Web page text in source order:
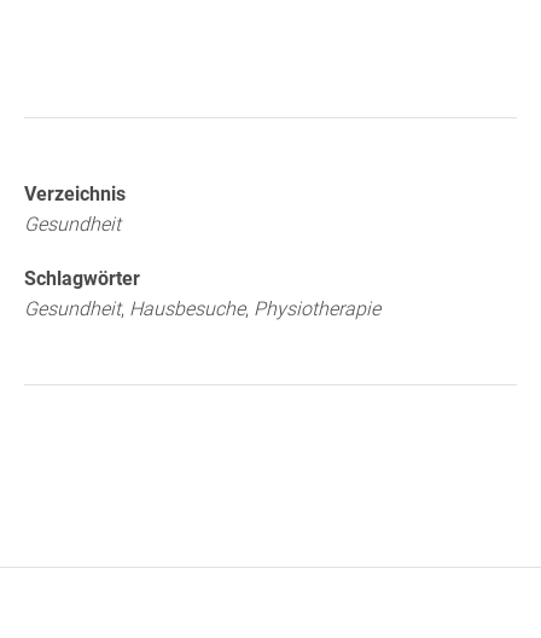
Verzeichnis
Gesundheit
Schlagwörter
Gesundheit, Hausbesuche, Physiotherapie